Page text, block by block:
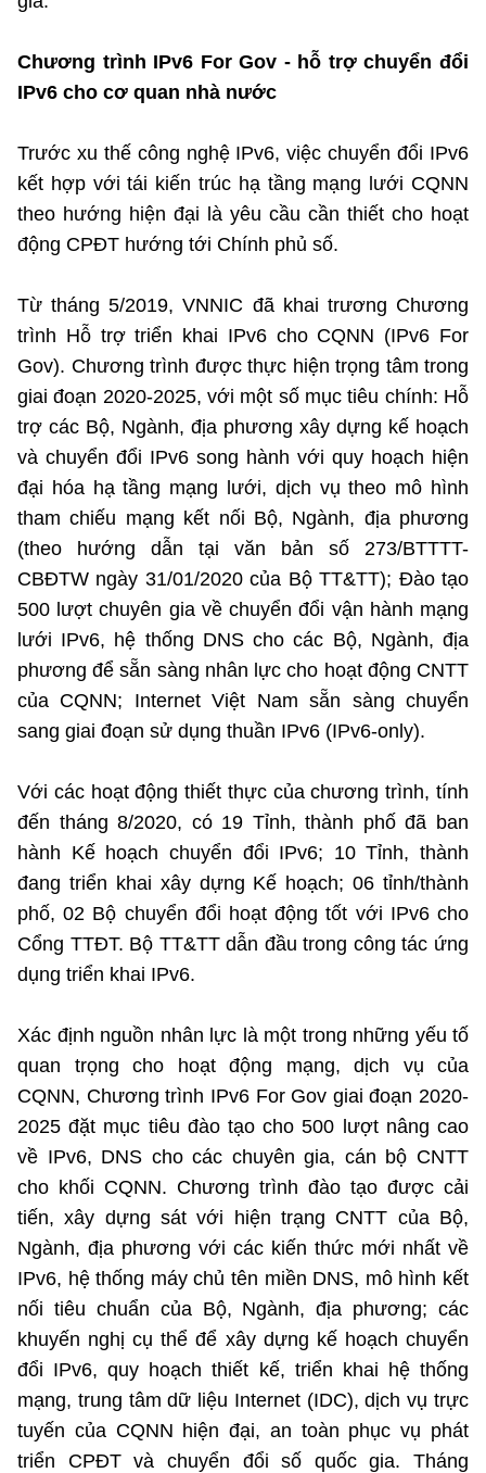
Chương trình IPv6 For Gov - hỗ trợ chuyển đổi
IPv6 cho cơ quan nhà nước
Trước xu thế công nghệ IPv6, việc chuyển đổi IPv6
kết hợp với tái kiến trúc hạ tầng mạng lưới CQNN
theo hướng hiện đại là yêu cầu cần thiết cho hoạt
động CPĐT hướng tới Chính phủ số.
Từ tháng 5/2019, VNNIC đã khai trương Chương
trình Hỗ trợ triển khai IPv6 cho CQNN (IPv6 For
Gov). Chương trình được thực hiện trọng tâm trong
giai đoạn 2020-2025, với một số mục tiêu chính: Hỗ
trợ các Bộ, Ngành, địa phương xây dựng kế hoạch
và chuyển đổi IPv6 song hành với quy hoạch hiện
đại hóa hạ tầng mạng lưới, dịch vụ theo mô hình
tham chiếu mạng kết nối Bộ, Ngành, địa phương
(theo hướng dẫn tại văn bản số 273/BTTTT-
CBĐTW ngày 31/01/2020 của Bộ TT&TT); Đào tạo
500 lượt chuyên gia về chuyển đổi vận hành mạng
lưới IPv6, hệ thống DNS cho các Bộ, Ngành, địa
phương để sẵn sàng nhân lực cho hoạt động CNTT
của CQNN; Internet Việt Nam sẵn sàng chuyển
sang giai đoạn sử dụng thuần IPv6 (IPv6-only).
Với các hoạt động thiết thực của chương trình, tính
đến tháng 8/2020, có 19 Tỉnh, thành phố đã ban
hành Kế hoạch chuyển đổi IPv6; 10 Tỉnh, thành
đang triển khai xây dựng Kế hoạch; 06 tỉnh/thành
phố, 02 Bộ chuyển đổi hoạt động tốt với IPv6 cho
Cổng TTĐT. Bộ TT&TT dẫn đầu trong công tác ứng
dụng triển khai IPv6.
Xác định nguồn nhân lực là một trong những yếu tố
quan trọng cho hoạt động mạng, dịch vụ của
CQNN, Chương trình IPv6 For Gov giai đoạn 2020-
2025 đặt mục tiêu đào tạo cho 500 lượt nâng cao
về IPv6, DNS cho các chuyên gia, cán bộ CNTT
cho khối CQNN. Chương trình đào tạo được cải
tiến, xây dựng sát với hiện trạng CNTT của Bộ,
Ngành, địa phương với các kiến thức mới nhất về
IPv6, hệ thống máy chủ tên miền DNS, mô hình kết
nối tiêu chuẩn của Bộ, Ngành, địa phương; các
khuyến nghị cụ thể để xây dựng kế hoạch chuyển
đổi IPv6, quy hoạch thiết kế, triển khai hệ thống
mạng, trung tâm dữ liệu Internet (IDC), dịch vụ trực
tuyến của CQNN hiện đại, an toàn phục vụ phát
triển CPĐT và chuyển đổi số quốc gia. Tháng